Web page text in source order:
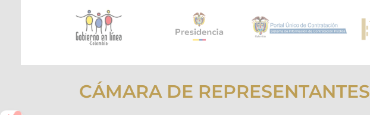
CÁMARA DE REPRESENTANTES